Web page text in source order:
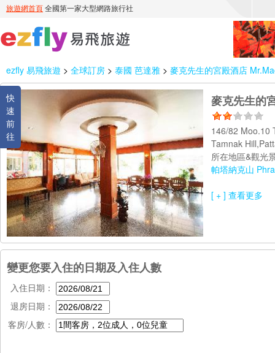
ezfly 易飛旅遊 > 全球訂房 > 泰國 芭達雅 > 麥克先生的宮殿酒店
快
速
前
往
麥克先生的
146/82 Moo.10
Tamnak
所在地區&觀光
帕塔納克山
[ + ] 查看更多
變更您要入住的日期及入住人數
入住日期：
退房日期：
客房/人數：